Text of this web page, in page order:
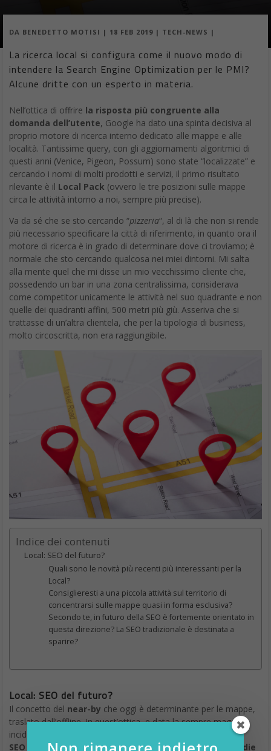
DA BENEDETTO MOTISI | 18 FEB 2019 | TECH-NEWS |
La ricerca local si configura come il nuovo modo di
intendere la Search Engine Optimization per le PMI?
Alcune dritte con un esperto in materia.
Nell’ottica di offrire la risposta più congruente alla
domanda dell’utente, Google ha dato una spinta decisiva al
proprio motore di ricerca interno dedicato alle mappe e alle
località. Tantissime query, con gli aggiornamenti algoritmici di
questi anni (Venice, Pigeon, Possum) sono state “localizzate” e
cercando i nomi di molti prodotti e servizi, il primo risultato
rilevante è il Local Pack (ovvero le tre posizioni sulle mappe
circa le attività intorno a noi, sempre più precise).
Va da sé che se sto cercando “pizzeria“, al di là che non si rende
più necessario specificare la città di riferimento, in quanto ora il
motore di ricerca è in grado di determinare dove ci troviamo; è
normale che sto cercando qualcosa nei miei dintorni. Mi salta
alla mente quel che mi disse un mio vecchissimo cliente che,
possedendo un bar in una zona centralissima, considerava
come competitor unicamente le attività nel suo quadrante e non
quelle dei quadranti affini, 500 metri più giù. Asseriva che si
trattasse di un’altra clientela, che per la tipologia di business,
molto circoscritta, non era raggiungibile.
Indice dei contenuti
Local: SEO del futuro?
Quali sono le novità più recenti più interessanti per la
Local?
Consiglieresti a una piccola attività sul territorio di
concentrarsi sulle mappe quasi in forma esclusiva?
Secondo te, in futuro della SEO è fortemente orientato in
questa direzione? La SEO tradizionale è destinata a
sparire?
Local: SEO del futuro?
Il concetto del near-by che oggi è determinante per le mappe,
traslato dall’offline. In quest’ottica, e data la sempre maggior
incidenza e completezza delle mappe, forse sarà
questa la
SEO che si attuerà maggiormente per le Piccole e Medie